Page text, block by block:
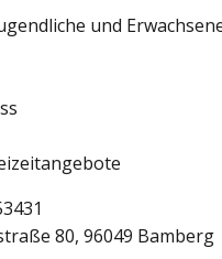
und
80, 96049 Bamberg